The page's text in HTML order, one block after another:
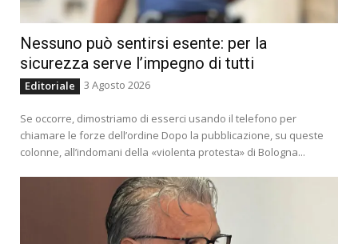
Nessuno può sentirsi esente: per la
sicurezza serve l’impegno di tutti
Editoriale 3 Agosto 2026
Se occorre, dimostriamo di esserci usando il telefono per
chiamare le forze dell’ordine Dopo la pubblicazione, su queste
colonne, all’indomani della «violenta protesta» di Bologna...